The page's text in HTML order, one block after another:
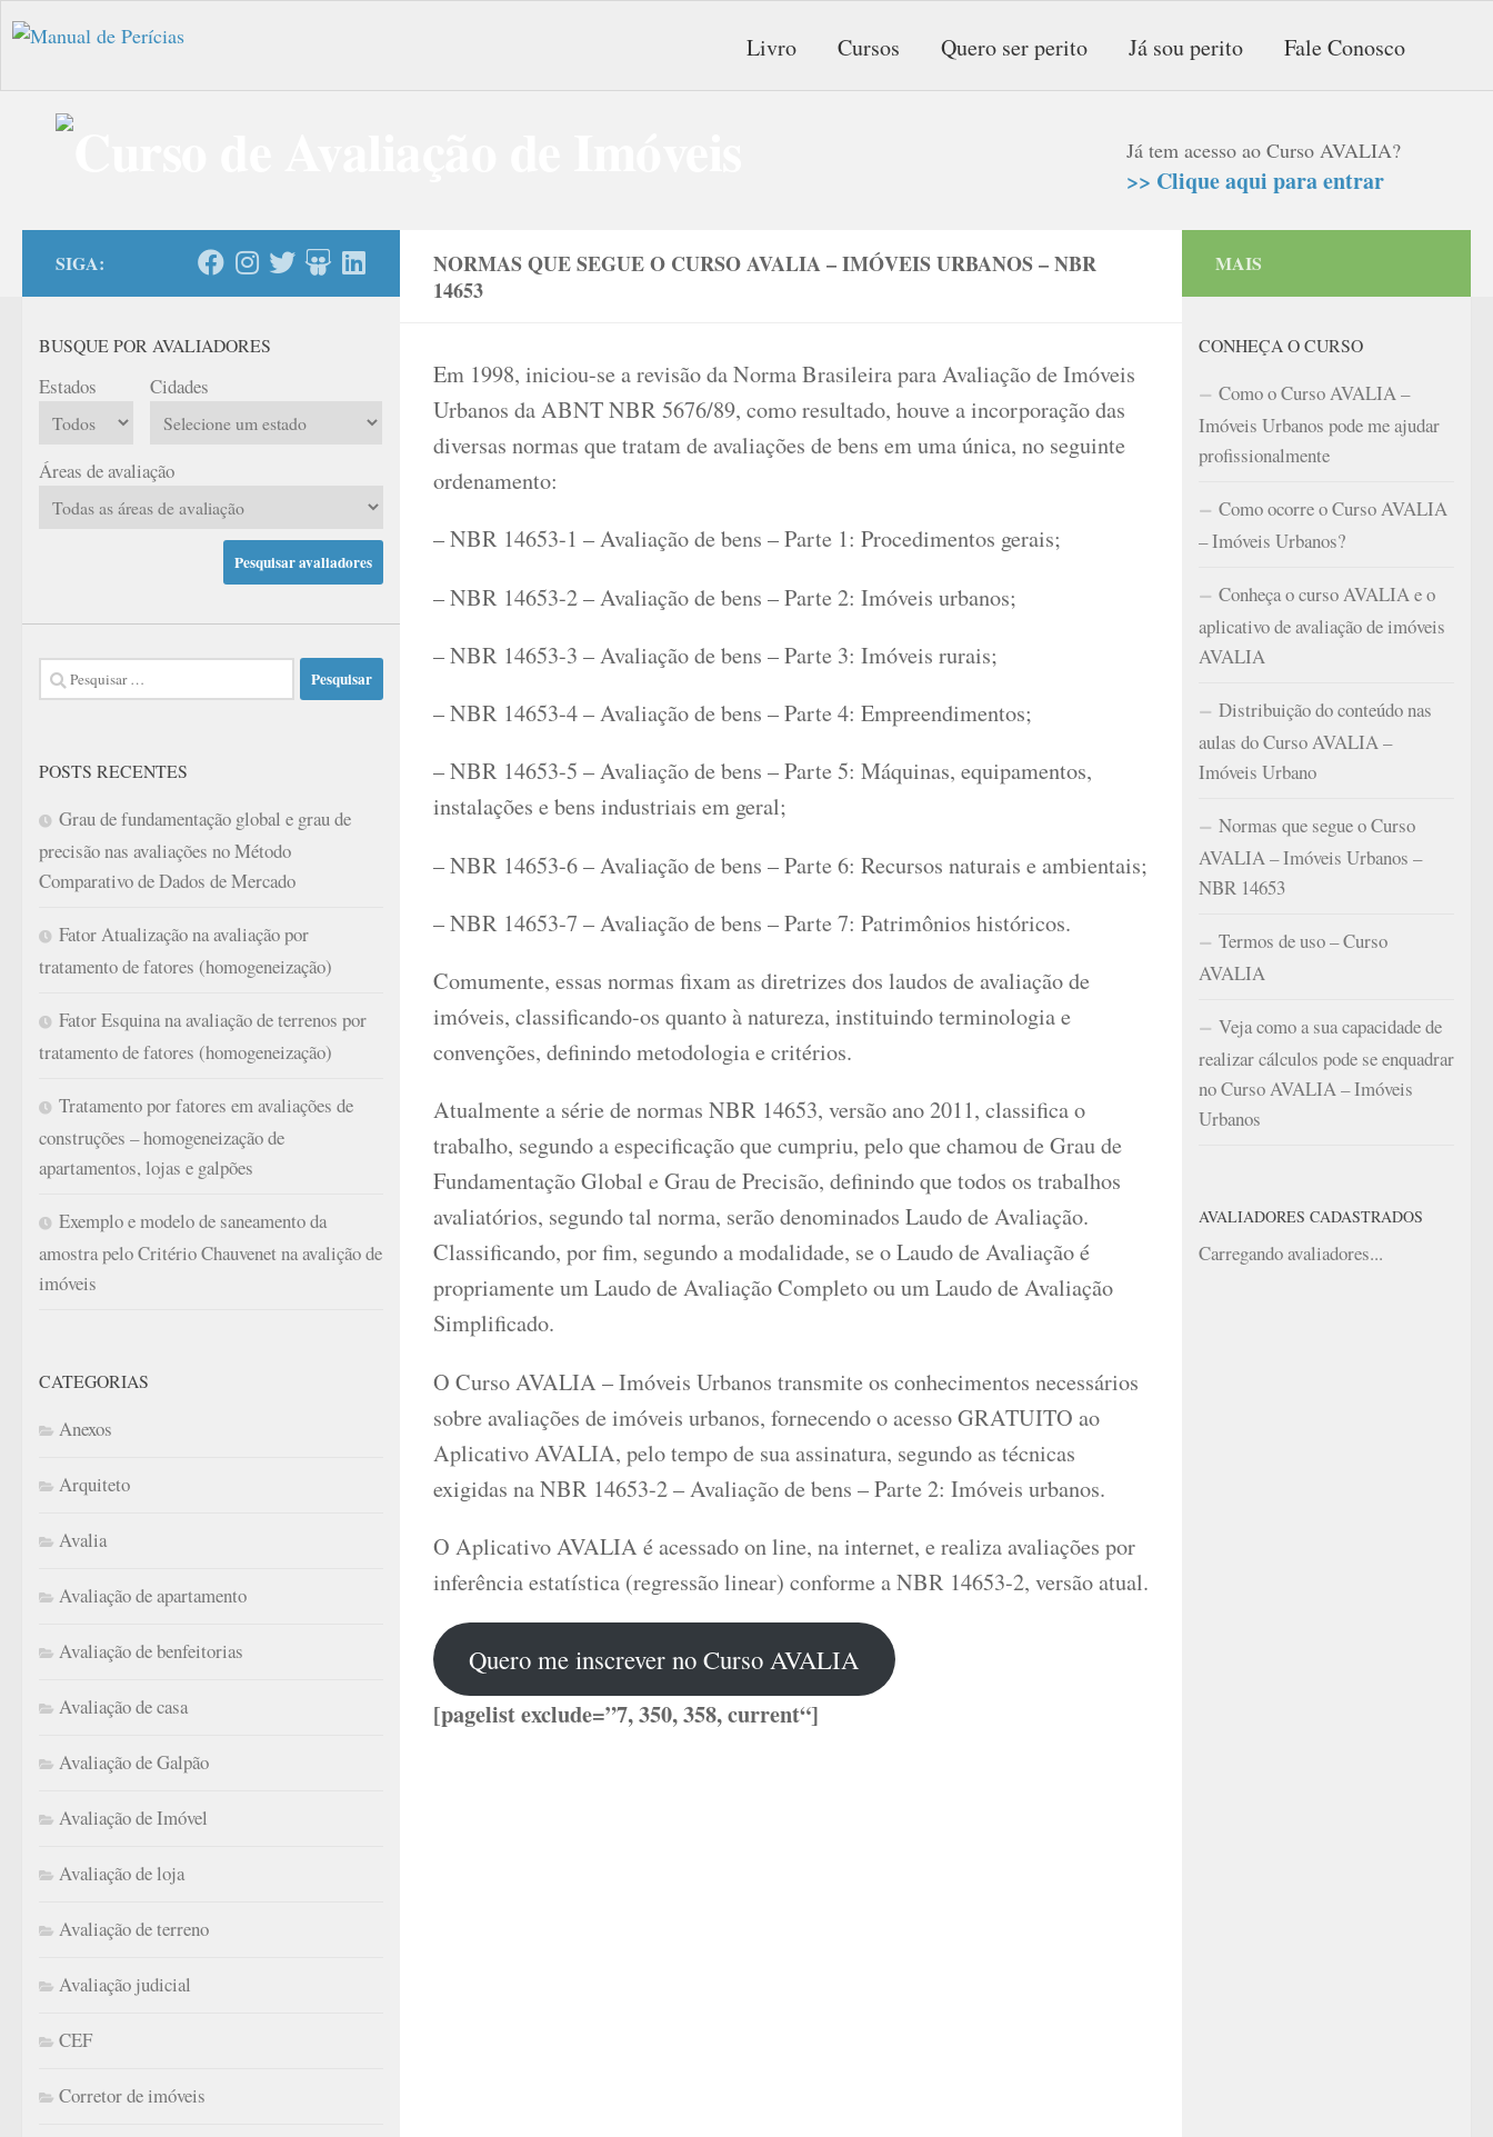
Livro Cursos Quero ser perito Já sou perito Fale Conosco
Skip to content
Já tem acesso ao Curso AVALIA?
>> Clique aqui para entrar
NORMAS QUE SEGUE O CURSO AVALIA – IMÓVEIS URBANOS – NBR
14653
Em 1998, iniciou-se a revisão da Norma Brasileira para Avaliação de Imóveis
Urbanos da ABNT NBR 5676/89, como resultado, houve a incorporação das
diversas normas que tratam de avaliações de bens em uma única, no seguinte
ordenamento:
– NBR 14653-1 – Avaliação de bens – Parte 1: Procedimentos gerais;
– NBR 14653-2 – Avaliação de bens – Parte 2: Imóveis urbanos;
– NBR 14653-3 – Avaliação de bens – Parte 3: Imóveis rurais;
– NBR 14653-4 – Avaliação de bens – Parte 4: Empreendimentos;
– NBR 14653-5 – Avaliação de bens – Parte 5: Máquinas, equipamentos,
instalações e bens industriais em geral;
– NBR 14653-6 – Avaliação de bens – Parte 6: Recursos naturais e ambientais;
– NBR 14653-7 – Avaliação de bens – Parte 7: Patrimônios históricos.
Comumente, essas normas fixam as diretrizes dos laudos de avaliação de
imóveis, classificando-os quanto à natureza, instituindo terminologia e
convenções, definindo metodologia e critérios.
Atualmente a série de normas NBR 14653, versão ano 2011, classifica o
trabalho, segundo a especificação que cumpriu, pelo que chamou de Grau de
Fundamentação Global e Grau de Precisão, definindo que todos os trabalhos
avaliatórios, segundo tal norma, serão denominados Laudo de Avaliação.
Classificando, por fim, segundo a modalidade, se o Laudo de Avaliação é
propriamente um Laudo de Avaliação Completo ou um Laudo de Avaliação
Simplificado.
O Curso AVALIA – Imóveis Urbanos transmite os conhecimentos necessários
sobre avaliações de imóveis urbanos, fornecendo o acesso GRATUITO ao
Aplicativo AVALIA, pelo tempo de sua assinatura, segundo as técnicas
exigidas na NBR 14653-2 – Avaliação de bens – Parte 2: Imóveis urbanos.
O Aplicativo AVALIA é acessado on line, na internet, e realiza avaliações por
inferência estatística (regressão linear) conforme a NBR 14653-2, versão atual.
Quero me inscrever no Curso AVALIA
[pagelist exclude=”7, 350, 358,current“]
SIGA:
BUSQUE POR AVALIADORES
Estados Cidades
Áreas de avaliação
Pesquisar
por:
POSTS RECENTES
Grau de fundamentação global e grau de
precisão nas avaliações no Método
Comparativo de Dados de Mercado
Fator Atualização na avaliação por
tratamento de fatores (homogeneização)
Fator Esquina na avaliação de terrenos por
tratamento de fatores (homogeneização)
Tratamento por fatores em avaliações de
construções – homogeneização de
apartamentos, lojas e galpões
Exemplo e modelo de saneamento da
amostra pelo Critério Chauvenet na avalição de
imóveis
CATEGORIAS
Anexos
Arquiteto
Avalia
Avaliação de apartamento
Avaliação de benfeitorias
Avaliação de casa
Avaliação de Galpão
Avaliação de Imóvel
Avaliação de loja
Avaliação de terreno
Avaliação judicial
CEF
Corretor de imóveis
MAIS
CONHEÇA O CURSO
Como o Curso AVALIA –
Imóveis Urbanos pode me ajudar
profissionalmente
Como ocorre o Curso AVALIA
– Imóveis Urbanos?
Conheça o curso AVALIA e o
aplicativo de avaliação de imóveis
AVALIA
Distribuição do conteúdo nas
aulas do Curso AVALIA –
Imóveis Urbano
Normas que segue o Curso
AVALIA – Imóveis Urbanos –
NBR 14653
Termos de uso – Curso
AVALIA
Veja como a sua capacidade de
realizar cálculos pode se enquadrar
no Curso AVALIA – Imóveis
Urbanos
AVALIADORES CADASTRADOS
Carregando avaliadores...